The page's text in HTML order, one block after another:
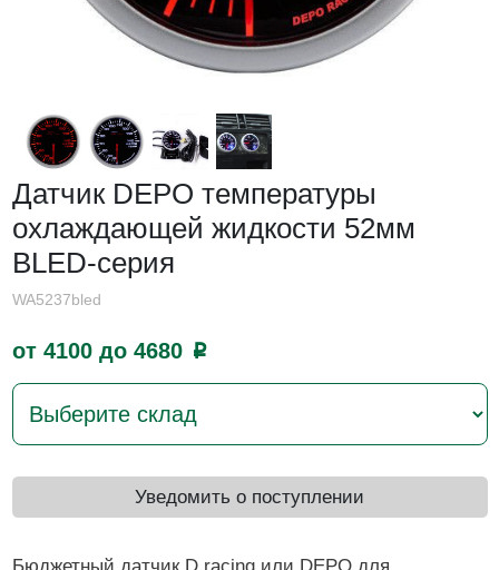
Датчик DEPO температуры
охлаждающей жидкости 52мм
BLED-серия
WA5237bled
от 4100 до 4680 p
Уведомить о поступлении